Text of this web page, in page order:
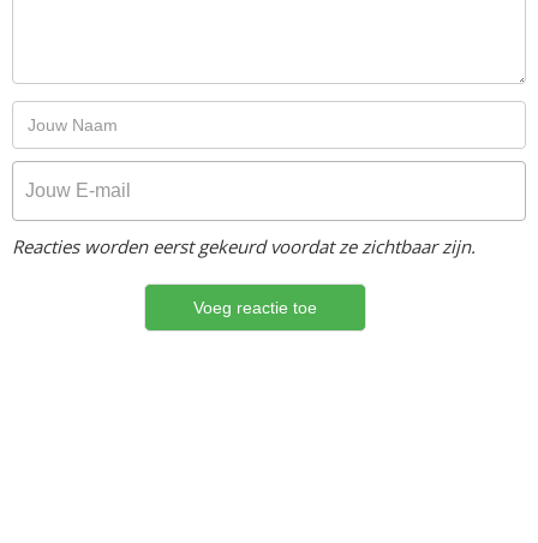
Reacties worden eerst gekeurd voordat ze zichtbaar zijn.